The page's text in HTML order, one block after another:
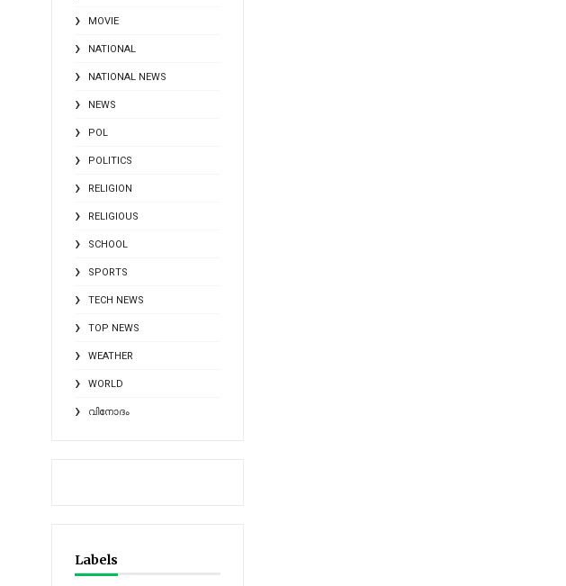
MOVIE
NATIONAL
NATIONAL NEWS
NEWS
POL
POLITICS
RELIGION
RELIGIOUS
SCHOOL
SPORTS
TECH NEWS
TOP NEWS
WEATHER
WORLD
വിനോദം
Labels